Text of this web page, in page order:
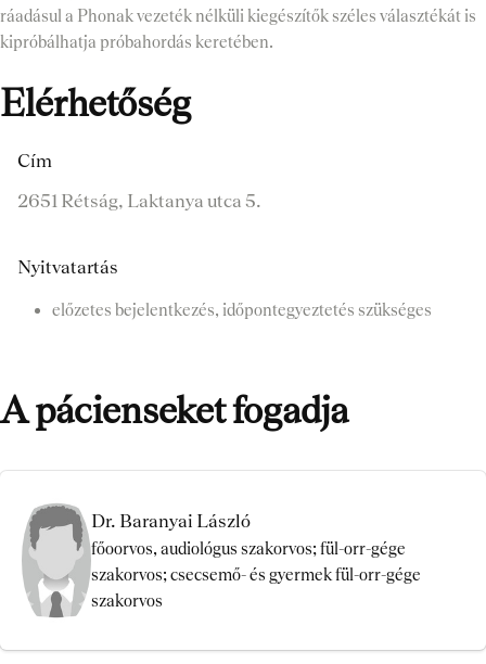
ráadásul a Phonak vezeték nélküli kiegészítők széles választékát is
kipróbálhatja próbahordás keretében.
Elérhetőség
Cím
2651 Rétság, Laktanya utca 5.
Nyitvatartás
előzetes bejelentkezés, időpontegyeztetés szükséges
A pácienseket fogadja
Dr. Baranyai László
főoorvos, audiológus szakorvos; fül-orr-gége
szakorvos; csecsemő- és gyermek fül-orr-gége
szakorvos